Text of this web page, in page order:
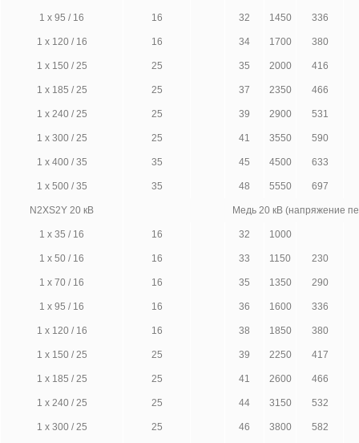
1 x 95 / 16 16 32 1450 336
1 x 120 / 16 16 34 1700 380
1 x 150 / 25 25 35 2000 416
1 x 185 / 25 25 37 2350 466
1 x 240 / 25 25 39 2900 531
1 x 300 / 25 25 41 3550 590
1 x 400 / 35 35 45 4500 633
1 x 500 / 35 35 48 5550 697
N2XS2Y 20 кВ Медь 20 кВ (напряжение
1 x 35 / 16 16 32 1000
1 x 50 / 16 16 33 1150 230
1 x 70 / 16 16 35 1350 290
1 x 95 / 16 16 36 1600 336
1 x 120 / 16 16 38 1850 380
1 x 150 / 25 25 39 2250 417
1 x 185 / 25 25 41 2600 466
1 x 240 / 25 25 44 3150 532
1 x 300 / 25 25 46 3800 582